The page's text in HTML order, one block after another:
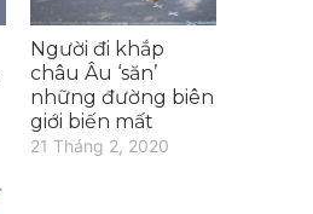
Người đi khắp
châu Âu ‘săn’
những đường biên
giới biến mất
21 Tháng 2, 2020